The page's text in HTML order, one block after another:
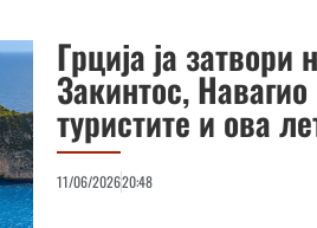
Грција ја затвори
Закинтос,
туристите и ова
11/06/202620:48